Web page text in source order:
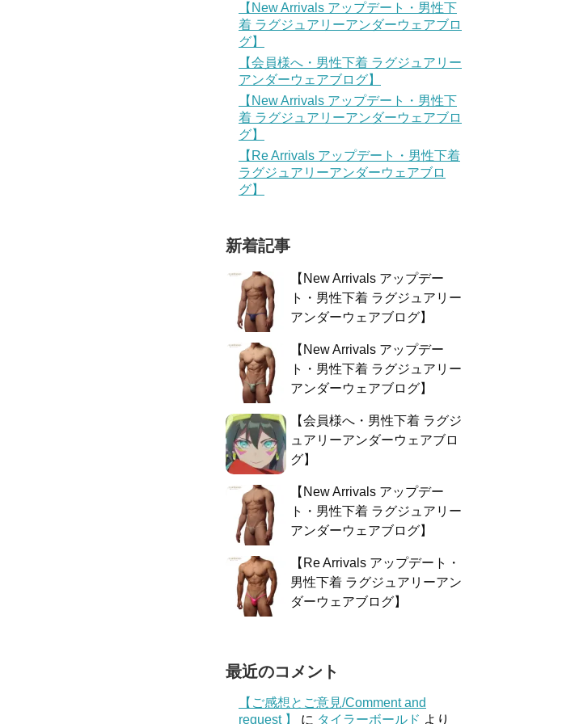
【New Arrivals アップデート・男性下
着 ラグジュアリーアンダーウェアブロ
グ】
【会員様へ・男性下着 ラグジュアリー
アンダーウェアブログ】
【New Arrivals アップデート・男性下
着 ラグジュアリーアンダーウェアブロ
グ】
【Re Arrivals アップデート・男性下着
ラグジュアリーアンダーウェアブロ
グ】
新着記事
【New Arrivals アップデー
ト・男性下着 ラグジュアリー
アンダーウェアブログ】
【New Arrivals アップデー
ト・男性下着 ラグジュアリー
アンダーウェアブログ】
【会員様へ・男性下着 ラグジ
ュアリーアンダーウェアブロ
グ】
【New Arrivals アップデー
ト・男性下着 ラグジュアリー
アンダーウェアブログ】
【Re Arrivals アップデート・
男性下着 ラグジュアリーアン
ダーウェアブログ】
最近のコメント
【ご感想とご意見/Comment and
request 】
に タイラーボールド より